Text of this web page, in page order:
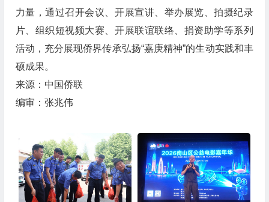
力量，通过召开会议、开展宣讲、举办展览、拍摄纪录
片、组织短视频大赛、开展联谊联络、捐资助学等系列
活动，充分展现侨界传承弘扬“嘉庚精神”的生动实践和丰
硕成果。
来源：中国侨联
编审：张兆伟